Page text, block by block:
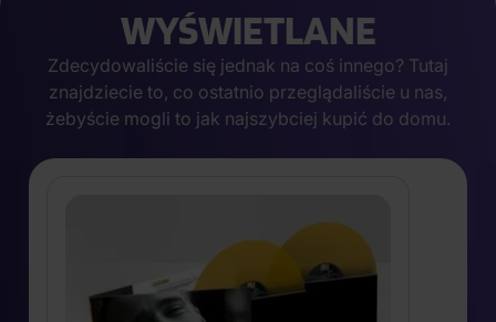
WYŚWIETLANE
Zdecydowaliście się jednak na coś innego? Tutaj
znajdziecie to, co ostatnio przeglądaliście u nas,
żebyście mogli to jak najszybciej kupić do domu.